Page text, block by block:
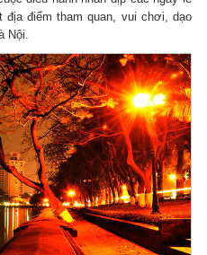
địa điểm tham quan, vui chơi, dạo
Nội.